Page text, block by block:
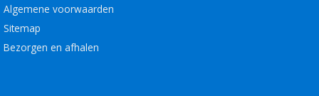
Algemene voorwaarden
Sitemap
Bezorgen en afhalen